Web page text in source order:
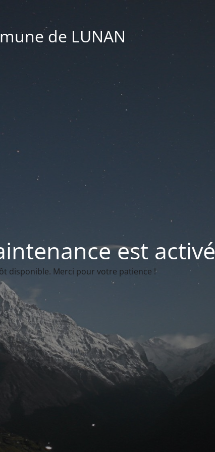
de LUNAN
est activé
disponible. Merci pour votre patience !